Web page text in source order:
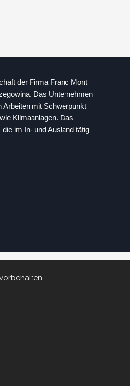
der Firma Franc Mont
Das Unternehmen
Arbeiten mit Schwerpunkt
Klimaanlagen. Das
im In- und Ausland tätig